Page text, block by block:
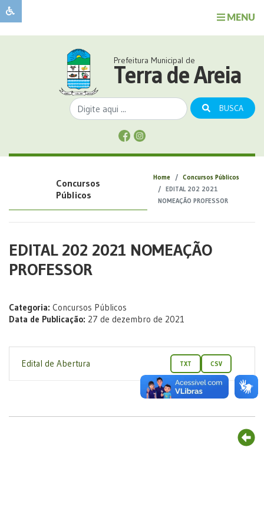
MENU
Sobre
Sobre
Prefeitura Municipal de
Terra de Areia
BUSCA
Concursos
Públicos
Home
Concursos Públicos
EDITAL 202 2021
NOMEAÇÃO PROFESSOR
EDITAL 202 2021 NOMEAÇÃO
PROFESSOR
Categoria: Concursos Públicos
Data de Publicação: 27 de dezembro de 2021
Edital de Abertura TXT CSV